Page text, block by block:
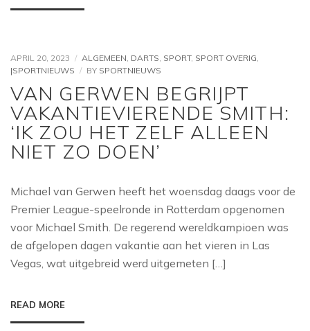
APRIL 20, 2023 ALGEMEEN, DARTS, SPORT, SPORT OVERIG,
|SPORTNIEUWS
BY SPORTNIEUWS
VAN GERWEN BEGRIJPT
VAKANTIEVIERENDE SMITH:
‘IK ZOU HET ZELF ALLEEN
NIET ZO DOEN’
Michael van Gerwen heeft het woensdag daags voor de
Premier League-speelronde in Rotterdam opgenomen
voor Michael Smith. De regerend wereldkampioen was
de afgelopen dagen vakantie aan het vieren in Las
Vegas, wat uitgebreid werd uitgemeten […]
READ MORE